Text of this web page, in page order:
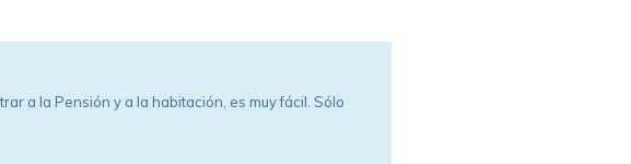
a la Pensión y a la habitación, es muy fácil. Sólo